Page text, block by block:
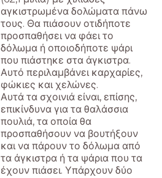
αγκιστρωμένα δολώματα πάνω
τους. Θα πιάσουν οτιδήποτε
προσπαθήσει να φάει το
δόλωμα ή οποιοδήποτε ψάρι
που πιάστηκε στα άγκιστρα.
Αυτό περιλαμβάνει καρχαρίες,
φώκιες και χελώνες.
Αυτά τα σχοινιά είναι, επίσης,
επικίνδυνα για τα θαλάσσια
πουλιά, τα οποία θα
προσπαθήσουν να βουτήξουν
και να πάρουν το δόλωμα από
τα άγκιστρα ή τα ψάρια που τα
έχουν πιάσει. Υπάρχουν δύο